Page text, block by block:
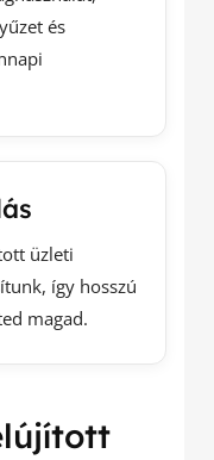
és
üzleti
így hosszú
magad.